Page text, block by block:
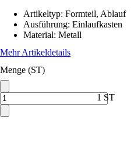
Artikeltyp: Formteil, Ablauf
Ausführung: Einlaufkasten
Material: Metall
Mehr Artikeldetails
Menge (ST)
1 ST